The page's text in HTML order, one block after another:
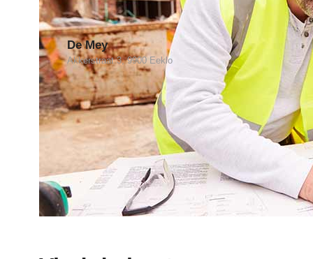
De Mey
Akkerstraat 3, 9900 Eeklo